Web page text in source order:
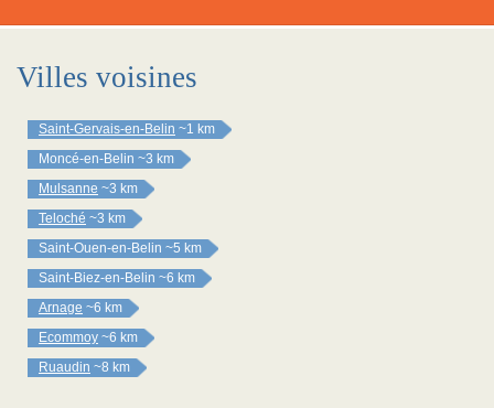
Villes voisines
Saint-Gervais-en-Belin ~1 km
Moncé-en-Belin ~3 km
Mulsanne ~3 km
Teloché ~3 km
Saint-Ouen-en-Belin ~5 km
Saint-Biez-en-Belin ~6 km
Arnage ~6 km
Ecommoy ~6 km
Ruaudin ~8 km